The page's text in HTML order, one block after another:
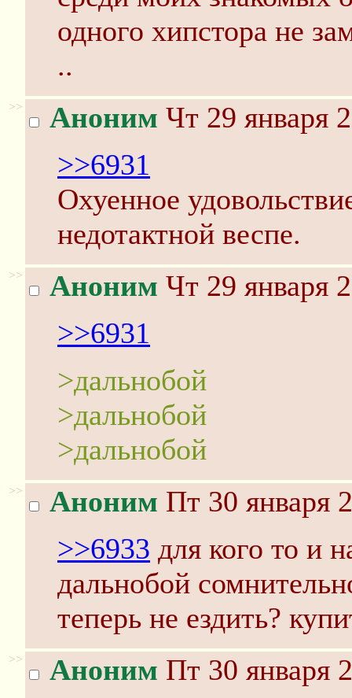
одного хипстора не
..
>> Аноним Чт 29 января
>>6931
Охуенное
недотактной веспе.
>> Аноним Чт 29 января
>>6931
>дальнобой
>дальнобой
>дальнобой
>> Аноним Пт 30 января
>>6933 для кого то и
дальнобой
теперь не ездить?
>> Аноним Пт 30 января